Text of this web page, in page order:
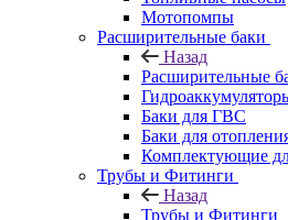
Мотопомпы
Расширительные баки
Назад
Расширительные
Баки для ГВС
Баки для
Комплектующие
Трубы и Фитинги
Назад
Трубы и Фитинги